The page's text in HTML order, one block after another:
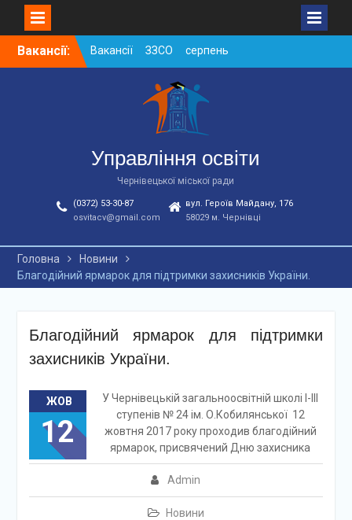
SkipВакансії:
Вакансії ЗЗСО серпень
2026
Вакансії ЗЗСО червень
Вакансії у ЗДО та
дошкільних підрозділах
ЗЗСО станом на
01.08.2026 р.
Управління освіти
Чернівецької міської ради
(0372) 53-30-87
osvitacv@gmail.com
вул. Героїв Майдану, 176
58029 м. Чернівці
Головна
Новини
Благодійний ярмарок для підтримки захисників України.
Благодійний ярмарок для підтримки
захисників України.
ЖОВ
12
Admin
Новини
У Чернівецькій загальноосвітній школі І-ІІІ
ступенів № 24 ім. О.Кобилянської 12
жовтня 2017 року проходив благодійний
ярмарок, присвячений Дню захисника